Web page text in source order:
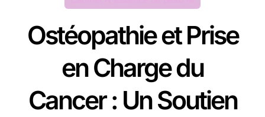
Ostéopathie et Prise
en Charge du
Cancer : Un Soutien